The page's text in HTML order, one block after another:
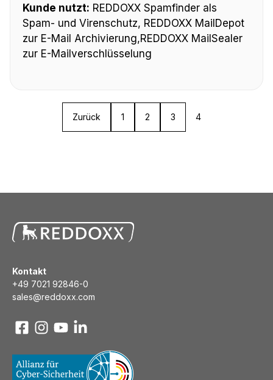
Kunde nutzt: REDDOXX Spamfinder als
Spam- und Virenschutz, REDDOXX MailDepot
zur E-Mail Archivierung,REDDOXX MailSealer
zur E-Mailverschlüsselung
Zurück 1 2 3 4
Kontakt
+49 7021 92846-0
sales@reddoxx.com